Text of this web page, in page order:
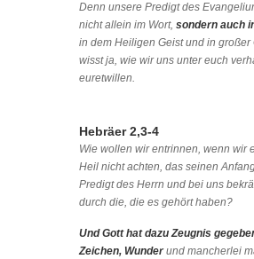
Denn unsere Predigt des
nicht allein im Wort, sondern auch
in dem Heiligen Geist und in großer
wisst ja, wie wir uns unter euch
euretwillen.
Hebräer 2,3-4
Wie wollen wir entrinnen, wenn wir
Heil nicht achten, das seinen
Predigt des Herrn und bei uns
durch die, die es gehört haben?
Und Gott hat dazu Zeugnis
Zeichen, Wunderund mancherlei